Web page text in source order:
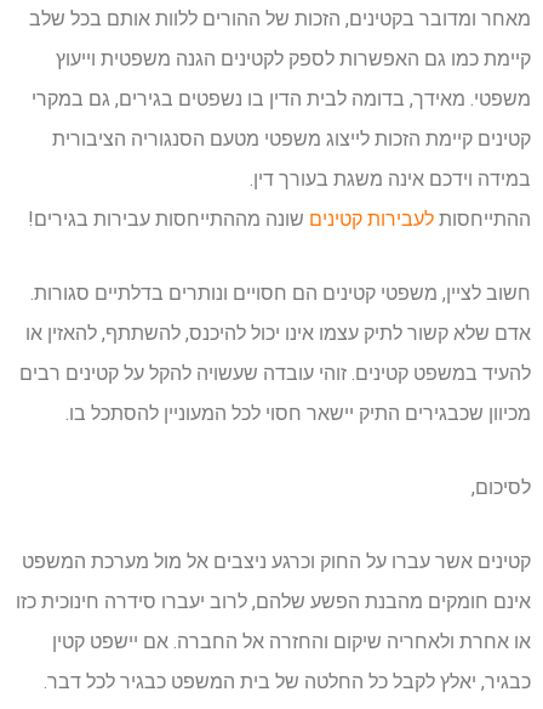
מאחר ומדובר בקטינים, הזכות של ההורים ללוות אותם בכל שלב
קיימת כמו גם האפשרות לספק לקטינים הגנה משפטית וייעוץ
משפטי. מאידך, בדומה לבית הדין בו נשפטים בגירים, גם במקרי
קטינים קיימת הזכות לייצוג משפטי מטעם הסנגוריה הציבורית
במידה וידכם אינה משגת בעורך דין.
ההתייחסות לעבירות קטינים שונה מההתייחסות עבירות בגירים!
חשוב לציין, משפטי קטינים הם חסויים ונותרים בדלתיים סגורות.
אדם שלא קשור לתיק עצמו אינו יכול להיכנס, להשתתף, להאזין או
להעיד במשפט קטינים. זוהי עובדה שעשויה להקל על קטינים רבים
מכיוון שכבגירים התיק יישאר חסוי לכל המעוניין להסתכל בו.
לסיכום,
קטינים אשר עברו על החוק וכרגע ניצבים אל מול מערכת המשפט
אינם חומקים מהבנת הפשע שלהם, לרוב יעברו סידרה חינוכית כזו
או אחרת ולאחריה שיקום והחזרה אל החברה. אם יישפט קטין
כבגיר, יאלץ לקבל כל החלטה של בית המשפט כבגיר לכל דבר.